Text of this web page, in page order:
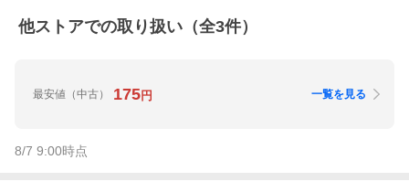
他ストアでの取り扱い（全3件）
最安値 （中古） 175円 一覧を見る
8/7 9:00時点